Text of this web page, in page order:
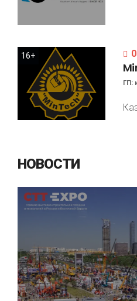
16+
ГП:
НОВОСТИ